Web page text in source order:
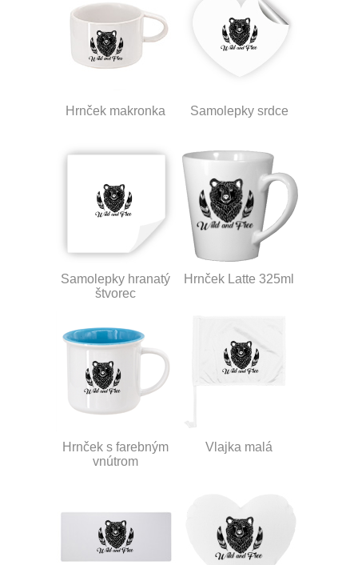
Hrnček makronka Samolepky srdce
Samolepky hranatý
štvorec
Hrnček Latte 325ml
Hrnček s farebným
vnútrom
Vlajka malá